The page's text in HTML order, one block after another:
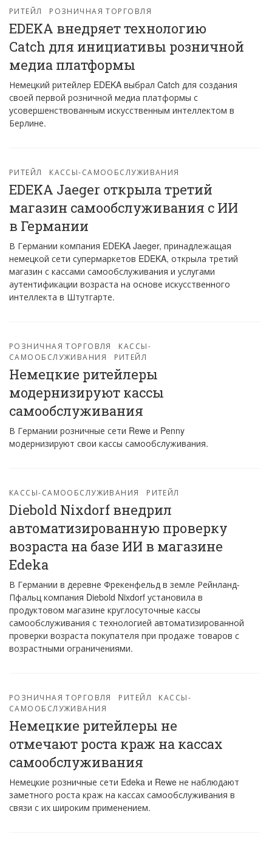
РИТЕЙЛ РОЗНИЧНАЯ ТОРГОВЛЯ
EDEKA внедряет технологию
Catch для инициативы розничной
медиа платформы
Немецкий ритейлер EDEKA выбрал Catch для создания
своей первой розничной медиа платформы с
усовершенствованным искусственным интеллектом в
Берлине.
РИТЕЙЛ КАССЫ-САМООБСЛУЖИВАНИЯ
EDEKA Jaeger открыла третий
магазин самообслуживания с ИИ
в Германии
В Германии компания EDEKA Jaeger, принадлежащая
немецкой сети супермаркетов EDEKA, открыла третий
магазин с кассами самообслуживания и услугами
аутентификации возраста на основе искусственного
интеллекта в Штутгарте.
РОЗНИЧНАЯ ТОРГОВЛЯ
КАССЫ-
САМООБСЛУЖИВАНИЯ
РИТЕЙЛ
Немецкие ритейлеры
модернизируют кассы
самообслуживания
В Германии розничные сети Rewe и Penny
модернизируют свои кассы самообслуживания.
КАССЫ-САМООБСЛУЖИВАНИЯ РИТЕЙЛ
Diebold Nixdorf внедрил
автоматизированную проверку
возраста на базе ИИ в магазине
Edeka
В Германии в деревне Фрекенфельд в земле Рейнланд-
Пфальц компания Diebold Nixdorf установила в
продуктовом магазине круглосуточные кассы
самообслуживания с технологией автоматизированной
проверки возраста покупателя при продаже товаров с
возрастными ограничениями.
РОЗНИЧНАЯ ТОРГОВЛЯ РИТЕЙЛ
КАССЫ-
САМООБСЛУЖИВАНИЯ
Немецкие ритейлеры не
отмечают роста краж на кассах
самообслуживания
Немецкие розничные сети Edeka и Rewe не наблюдают
заметного роста краж на кассах самообслуживания в
связи с их широким применением.